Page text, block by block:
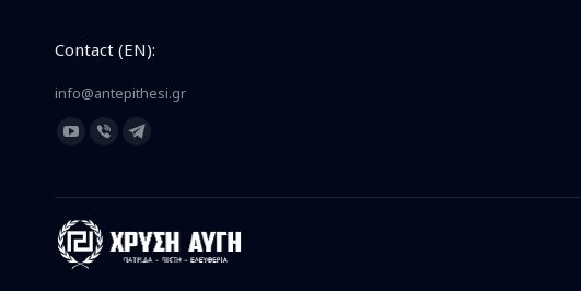
Contact (EN):
info@antepithesi.gr
Find us on:
YouTube
opens
in
new
Viber
opens
in
new
Telegram
opens
in
new